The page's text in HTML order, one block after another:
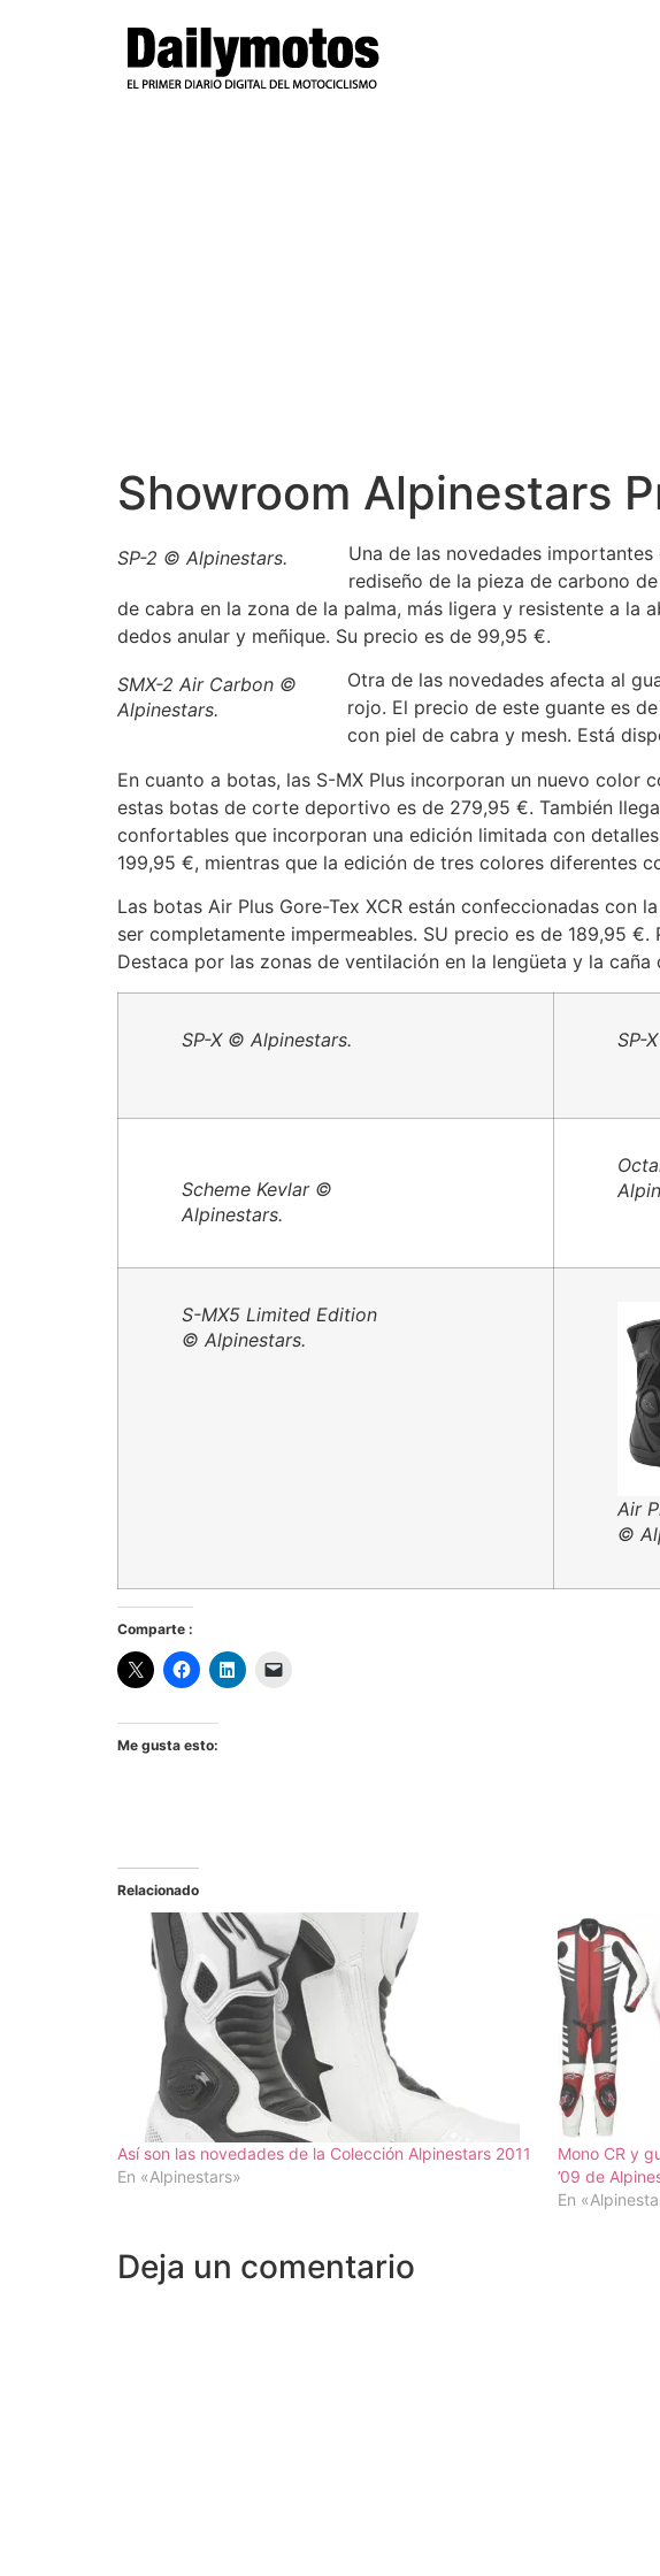
Showroom Alpinestars
SP-2 © Alpinestars. Una de las novedades
rediseño de la pieza de carbono
de cabra en la zona de la palma, más ligera y resistente a la
dedos anular y meñique. Su precio es de 99,95 €.
SMX-2 Air Carbon ©
Alpinestars.
Otra de las novedades afecta al
rojo. El precio de este guante es
con piel de cabra y mesh. Está
En cuanto a botas, las S-MX Plus incorporan un nuevo
estas botas de corte deportivo es de 279,95 €. También
confortables que incorporan una edición limitada con
199,95 €, mientras que la edición de tres colores diferentes
Las botas Air Plus Gore-Tex XCR están confeccionadas con
ser completamente impermeables. SU precio es de 189,95
Destaca por las zonas de ventilación en la lengüeta y la caña
SP-X © Alpinestars. SP-
Scheme Kevlar ©
Alpinestars.
S-MX5 Limited Edition
© Alpinestars.
Air
©
Comparte :
Me gusta esto:
Relacionado
Así son las novedades de la Colección Alpinestars 2011
En «Alpinestars»
Mono CR y
’09 de
En
Deja un comentario